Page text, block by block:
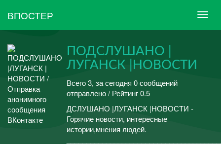
ВПОСТЕР
ПОДСЛУШАНО |
ЛУГАНСК |НОВОСТИ
Всего 3, за сегодня 0 сообщений
отправлено / Рейтинг 0.5
ДСЛУШАНО |ЛУГАНСК |НОВОСТИ -
Горячие новости, интересные
истории,мнения людей.